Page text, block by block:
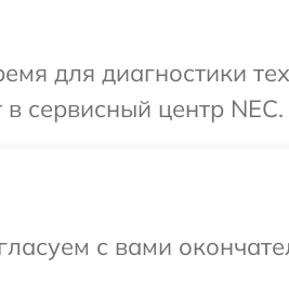
для диагностики
сервисный центр NEC.
с вами